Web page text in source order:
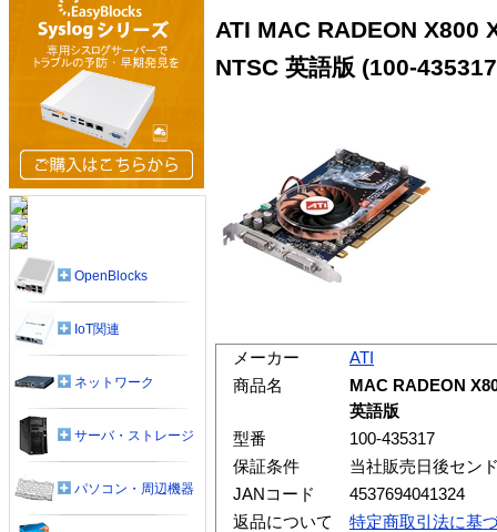
ATI MAC RADEON X800
NTSC 英語版 (100-
メーカー
ATI
商品名
MAC RADEON
英語版
型番
100-435317
保証条件
当社販売日後セン
JANコード
4537694041324
返品について
特定商取引法に基
OpenBlocks
IoT関連
ネットワーク
サーバ・ストレージ
パソコン・周辺機器